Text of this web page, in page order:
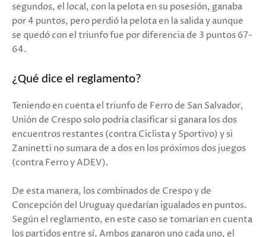
segundos, el local, con la pelota en su posesión, ganaba
por 4 puntos, pero perdió la pelota en la salida y aunque
se quedó con el triunfo fue por diferencia de 3 puntos 67-
64.
¿Qué dice el reglamento?
Teniendo en cuenta el triunfo de Ferro de San Salvador,
Unión de Crespo solo podría clasificar si ganara los dos
encuentros restantes (contra Ciclista y Sportivo) y si
Zaninetti no sumara de a dos en los próximos dos juegos
(contra Ferro y ADEV).
De esta manera, los combinados de Crespo y de
Concepción del Uruguay quedarían igualados en puntos.
Según el reglamento, en este caso se tomarían en cuenta
los partidos entre sí. Ambos ganaron uno cada uno, el